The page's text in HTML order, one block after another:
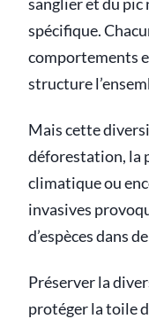
spécifique.
comportements
structure
Mais cette
déforestation, la
climatique ou
invasives
d’espèces dans
Préserver la
protéger la toile